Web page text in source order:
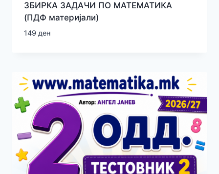
ЗБИРКА ЗАДАЧИ ПО МАТЕМАТИКА
(ПДФ материјали)
149 ден